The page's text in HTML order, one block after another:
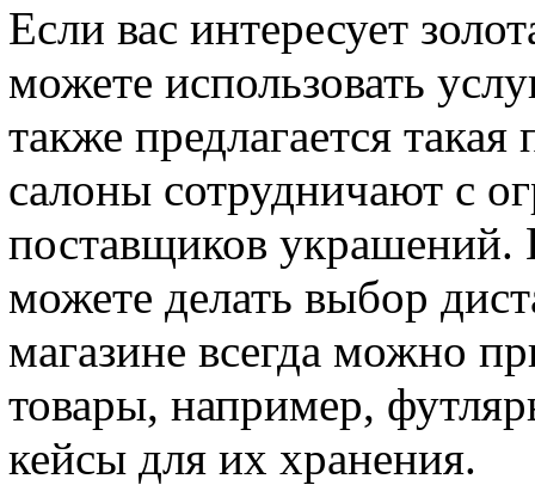
Если вас интересует
можете использовать
также предлагается
салоны сотрудничают с
поставщиков украшений.
можете делать выбор
магазине всегда можно
товары, например,
кейсы для их хранения.